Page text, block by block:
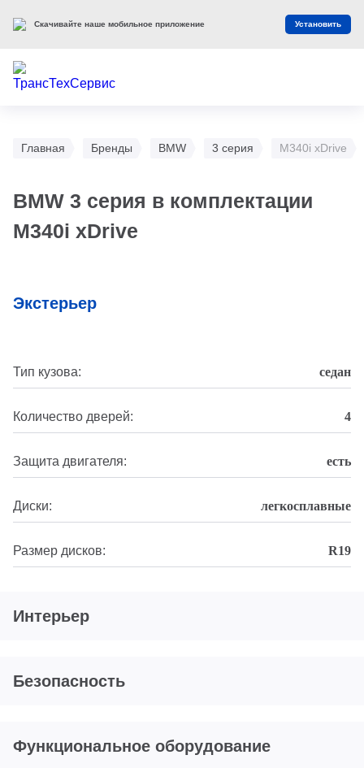
Главная Бренды BMW 3 серия M340i xDrive
BMW 3 серия в комплектации
M340i xDrive
Экстерьер
Тип кузова: седан
Количество дверей: 4
Защита двигателя: есть
Диски: легкосплавные
Размер дисков: R19
Интерьер
Безопасность
Функциональное оборудование
Скачивайте наше мобильное приложение Установить